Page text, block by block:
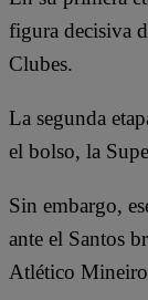
figura decisiva
Clubes.
La segunda
el bolso, la
Sin embargo,
ante el Santos
Atlético